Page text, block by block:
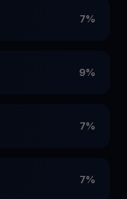
7%
9%
7%
7%